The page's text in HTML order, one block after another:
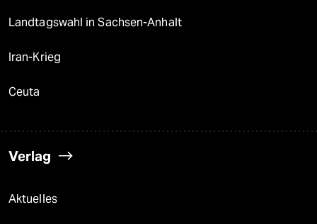
Landtagswahl in Sachsen-Anhalt
Iran-Krieg
Ceuta
Verlag
Aktuelles